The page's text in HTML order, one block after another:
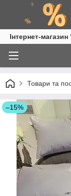
Інтернет-
Товари та
–15%